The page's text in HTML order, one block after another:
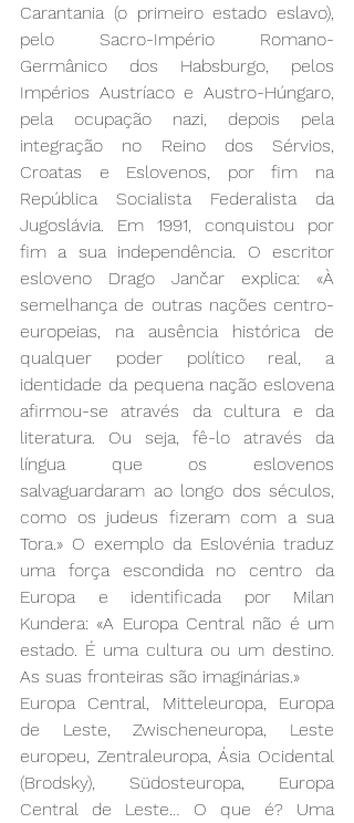
Carantania (o primeiro estado eslavo),
pelo Sacro-Império Romano-
Germânico dos Habsburgo, pelos
Impérios Austríaco e Austro-Húngaro,
pela ocupação nazi, depois pela
integração no Reino dos Sérvios,
Croatas e Eslovenos, por fim na
República Socialista Federalista da
Jugoslávia. Em 1991, conquistou por
fim a sua independência. O escritor
esloveno Drago Jančar explica: «À
semelhança de outras nações centro-
europeias, na ausência histórica de
qualquer poder político real, a
identidade da pequena nação eslovena
afirmou-se através da cultura e da
literatura. Ou seja, fê-lo através da
língua que os eslovenos
salvaguardaram ao longo dos séculos,
como os judeus fizeram com a sua
Tora.» O exemplo da Eslovénia traduz
uma força escondida no centro da
Europa e identificada por Milan
Kundera: «A Europa Central não é um
estado. É uma cultura ou um destino.
As suas fronteiras são imaginárias.»
Europa Central, Mitteleuropa, Europa
de Leste, Zwischeneuropa, Leste
europeu, Zentraleuropa, Ásia Ocidental
(Brodsky), Südosteuropa, Europa
Central de Leste… O que é? Uma